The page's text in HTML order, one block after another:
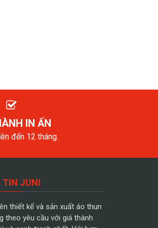
IN ẤN
đến 12 tháng.
TIN JUNI
thiết kế và sản xuất áo thun
theo yêu cầu với giá thành